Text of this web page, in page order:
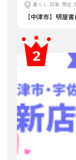
暮らし, 記事, 閉店,
【中津市】明